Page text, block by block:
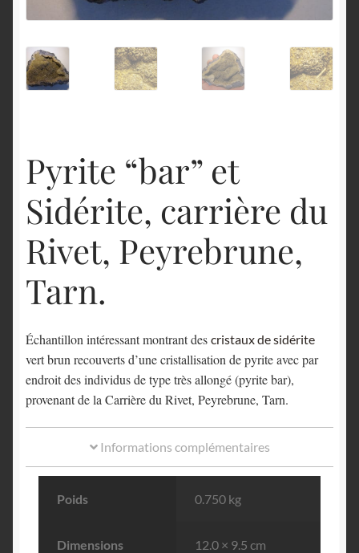
Pyrite “bar” et
Sidérite, carrière du
Rivet, Peyrebrune,
Tarn.
Échantillon intéressant montrant des cristaux de sidérite
vert brun recouverts d’une cristallisation de pyrite avec par
endroit des individus de type très allongé (pyrite bar),
provenant de la Carrière du Rivet, Peyrebrune, Tarn.
Informations complémentaires
Poids 0.750 kg
Dimensions 12.0 × 9.5 cm